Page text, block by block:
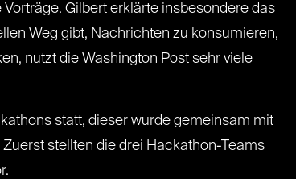
Gilbert erklärte insbesondere das
Weg gibt, Nachrichten zu konsumieren,
nutzt die Washington Post sehr viele
statt, dieser wurde gemeinsam mit
stellten die drei Hackathon-Teams